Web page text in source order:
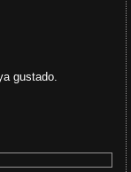
gustado.